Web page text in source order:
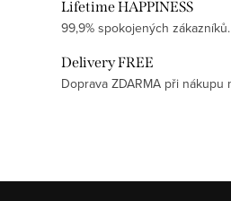
Lifetime HAPPINESS
99,9% spokojených zákazníků.
Delivery FREE
Doprava ZDARMA při nákupu